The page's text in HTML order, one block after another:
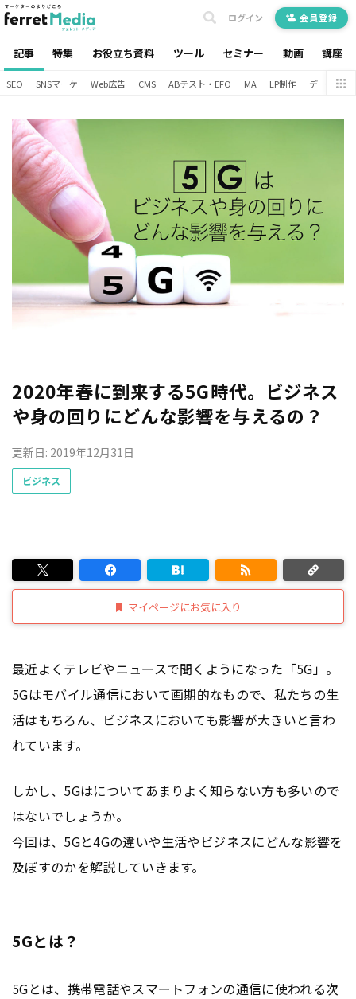
記事 特集 お役立ち資料 ツール セミナー 動画 講座
ログイン 会員登録
SEO SNSマーケ Web広告 CMS ABテスト・EFO MA LP制作 データ分析
2020年春に到来する5G時代。ビジネス
や身の回りにどんな影響を与えるの？
更新日: 2019年12月31日
ビジネス
マイページにお気に入り
最近よくテレビやニュースで聞くようになった「5G」。
5Gはモバイル通信において画期的なもので、私たちの生
活はもちろん、ビジネスにおいても影響が大きいと言わ
れています。
しかし、5Gはについてあまりよく知らない方も多いので
はないでしょうか。
今回は、5Gと4Gの違いや生活やビジネスにどんな影響を
及ぼすのかを解説していきます。
5Gとは？
5Gとは、携帯電話やスマートフォンの通信に使われる次